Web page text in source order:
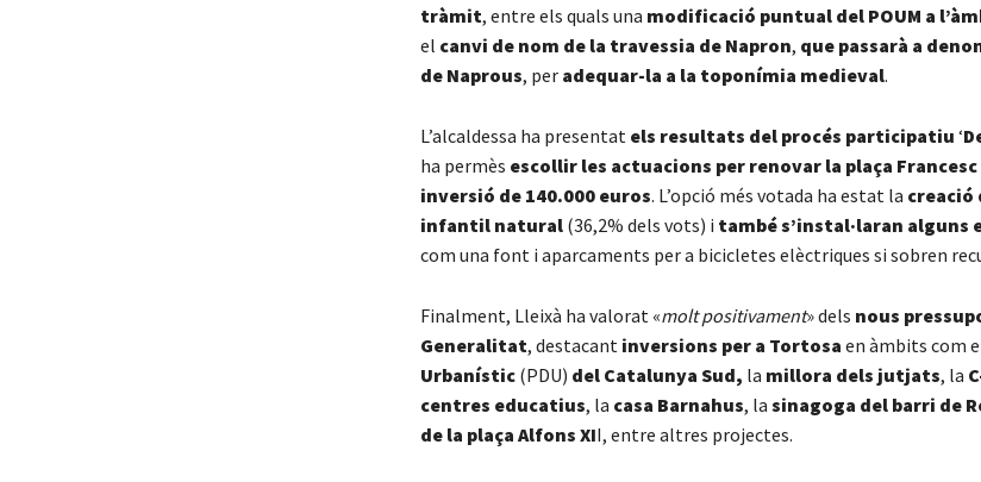
tràmit, entre els quals una modificació puntual del POUM a
el canvi de nom de la travessia de Napron, que passarà a
de Naprous, per adequar-la a la toponímia medieval.
L’alcaldessa ha presentat els resultats del procés participatiu ‘
ha permès escollir les actuacions per renovar la plaça Francesc
inversió de 140.000 euros. L’opció més votada ha estat la creació
infantil natural(36,2% dels vots) i també s’instal·laran alguns
com una font i aparcaments per a bicicletes elèctriques si sobren
Finalment, Lleixà ha valorat «molt positivament» dels nous
Generalitat, destacant inversions per a Tortosa en àmbits com
Urbanístic(PDU) del Catalunya Sud, la millora dels jutjats, la
centres educatius, la casa Barnahus, la sinagoga del barri de
de la plaça Alfons XII, entre altres projectes.